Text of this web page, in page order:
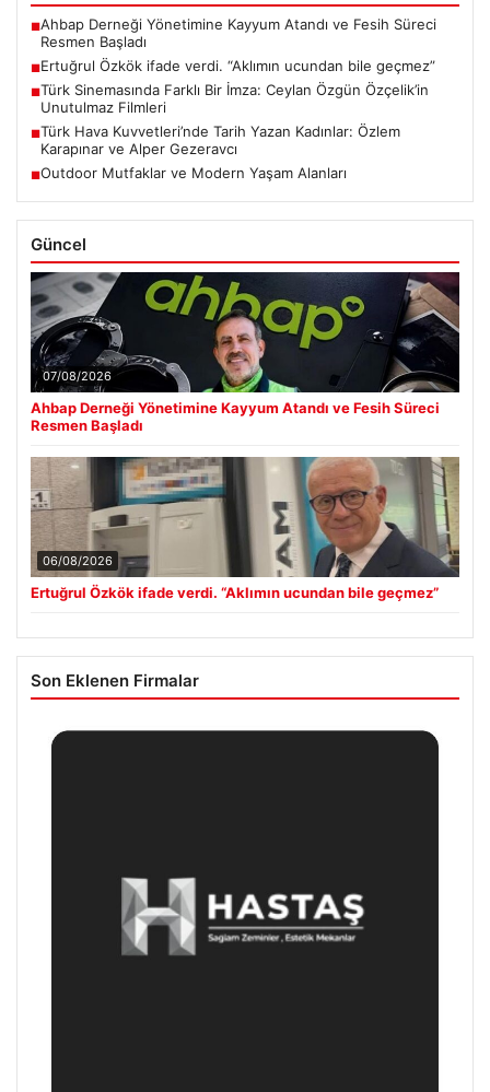
■Ahbap Derneği Yönetimine Kayyum Atandı ve Fesih Süreci
Resmen Başladı
■Ertuğrul Özkök ifade verdi. “Aklımın ucundan bile geçmez”
■Türk Sinemasında Farklı Bir İmza: Ceylan Özgün Özçelik’in
Unutulmaz Filmleri
■Türk Hava Kuvvetleri’nde Tarih Yazan Kadınlar: Özlem
Karapınar ve Alper Gezeravcı
■Outdoor Mutfaklar ve Modern Yaşam Alanları
Güncel
07/08/2026
Ahbap Derneği Yönetimine Kayyum Atandı ve Fesih Süreci
Resmen Başladı
06/08/2026
Ertuğrul Özkök ifade verdi. “Aklımın ucundan bile geçmez”
Son Eklenen Firmalar